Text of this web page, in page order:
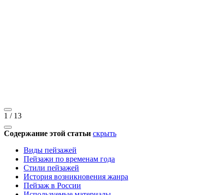
1 / 13
Содержание этой статьи скрыть
Виды пейзажей
Пейзажи по временам года
Стили пейзажей
История возникновения жанра
Пейзаж в России